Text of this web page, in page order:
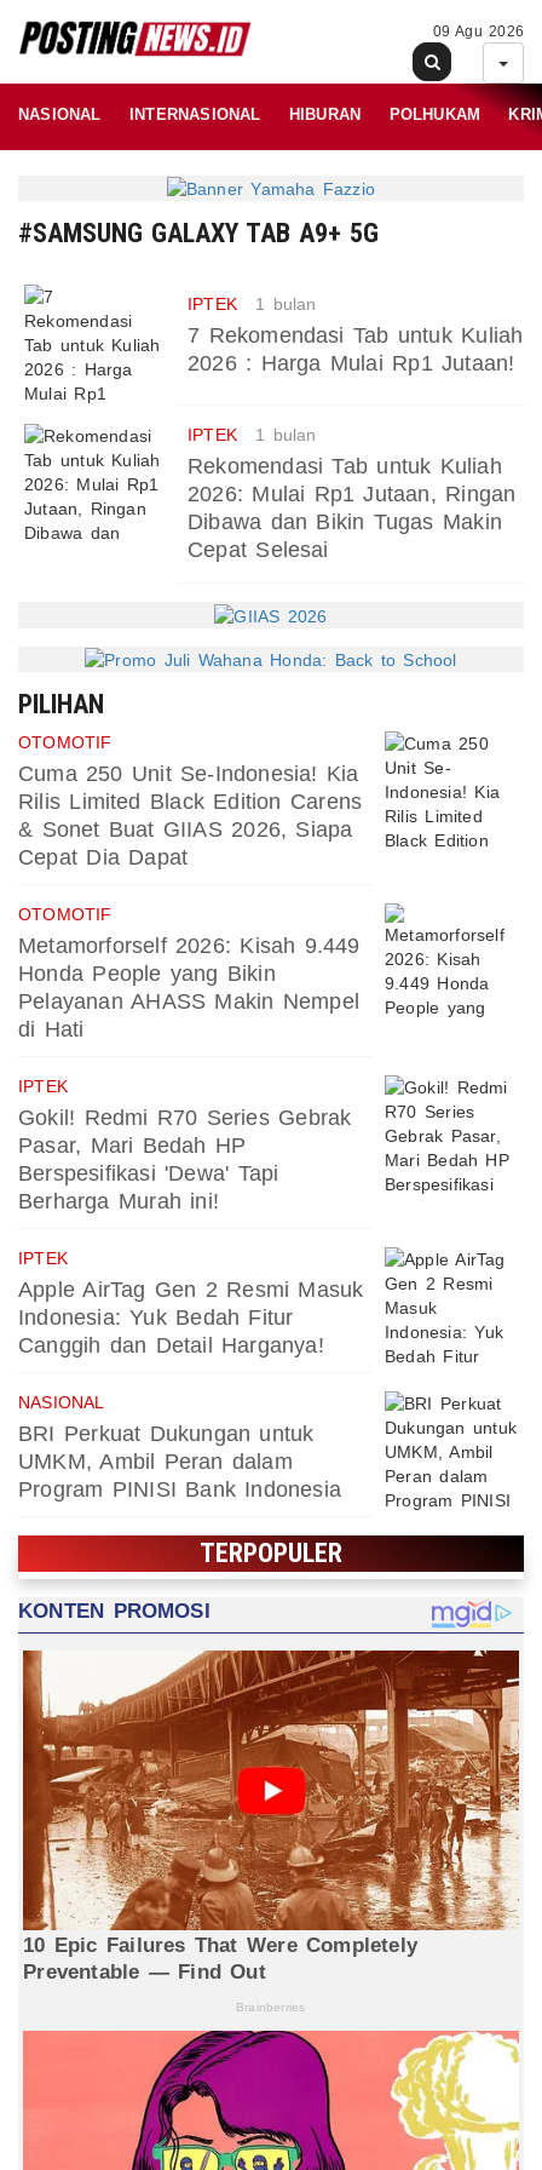
09 Agu 2026
NASIONAL INTERNASIONAL HIBURAN POLHUKAM
#SAMSUNG GALAXY TAB A9+ 5G
IPTEK 1 bulan
7 Rekomendasi Tab untuk Kuliah
2026 : Harga Mulai Rp1 Jutaan!
IPTEK 1 bulan
Rekomendasi Tab untuk Kuliah
2026: Mulai Rp1 Jutaan, Ringan
Dibawa dan Bikin Tugas Makin
Cepat Selesai
PILIHAN
OTOMOTIF
Cuma 250 Unit Se-Indonesia! Kia
Rilis Limited Black Edition Carens
& Sonet Buat GIIAS 2026, Siapa
Cepat Dia Dapat
OTOMOTIF
Metamorforself 2026: Kisah 9.449
Honda People yang Bikin
Pelayanan AHASS Makin Nempel
di Hati
IPTEK
Gokil! Redmi R70 Series Gebrak
Pasar, Mari Bedah HP
Berspesifikasi 'Dewa' Tapi
Berharga Murah ini!
IPTEK
Apple AirTag Gen 2 Resmi Masuk
Indonesia: Yuk Bedah Fitur
Canggih dan Detail Harganya!
NASIONAL
BRI Perkuat Dukungan untuk
UMKM, Ambil Peran dalam
Program PINISI Bank Indonesia
TERPOPULER